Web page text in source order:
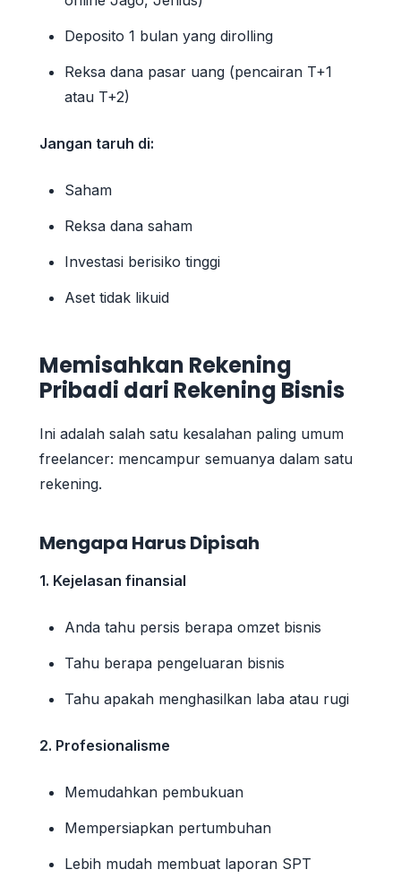
Deposito 1 bulan yang dirolling
Reksa dana pasar uang (pencairan T+1
atau T+2)
Jangan taruh di:
Saham
Reksa dana saham
Investasi berisiko tinggi
Aset tidak likuid
Memisahkan Rekening
Pribadi dari Rekening Bisnis
Ini adalah salah satu kesalahan paling umum
freelancer: mencampur semuanya dalam satu
rekening.
Mengapa Harus Dipisah
1. Kejelasan finansial
Anda tahu persis berapa omzet bisnis
Tahu berapa pengeluaran bisnis
Tahu apakah menghasilkan laba atau rugi
2. Profesionalisme
Memudahkan pembukuan
Mempersiapkan pertumbuhan
Lebih mudah membuat laporan SPT